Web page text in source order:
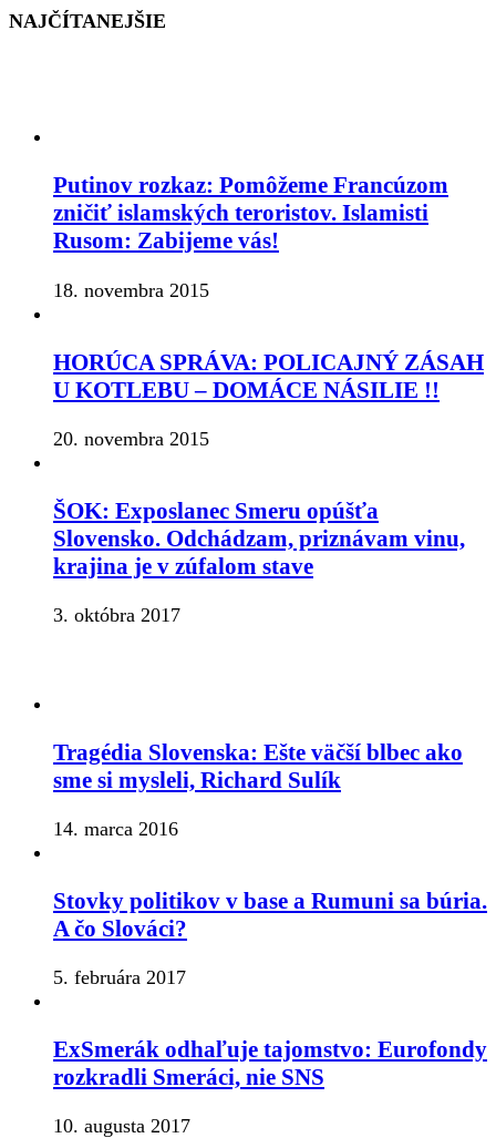
NAJČÍTANEJŠIE
Putinov rozkaz: Pomôžeme Francúzom
zničiť islamských teroristov. Islamisti
Rusom: Zabijeme vás!
18. novembra 2015
HORÚCA SPRÁVA: POLICAJNÝ ZÁSAH
U KOTLEBU – DOMÁCE NÁSILIE !!
20. novembra 2015
ŠOK: Exposlanec Smeru opúšťa
Slovensko. Odchádzam, priznávam vinu,
krajina je v zúfalom stave
3. októbra 2017
Tragédia Slovenska: Ešte väčší blbec ako
sme si mysleli, Richard Sulík
14. marca 2016
Stovky politikov v base a Rumuni sa búria.
A čo Slováci?
5. februára 2017
ExSmerák odhaľuje tajomstvo: Eurofondy
rozkradli Smeráci, nie SNS
10. augusta 2017